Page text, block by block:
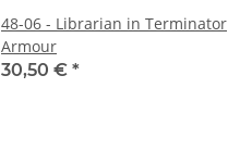
48-06 - Librarian in Terminator
Armour
30,50 € *